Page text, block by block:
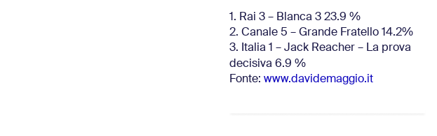
1. Rai 3 – Blanca 3 23.9 %
2. Canale 5 – Grande Fratello 14.2%
3. Italia 1 – Jack Reacher – La prova
decisiva 6.9 %
Fonte: www.davidemaggio.it